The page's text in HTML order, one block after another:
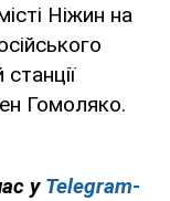
Ніжин на
Гомоляко.
у Telegram-